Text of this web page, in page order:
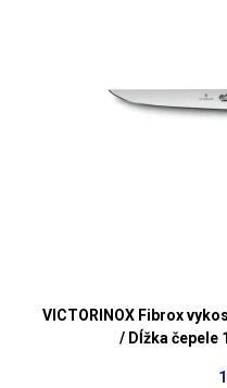
VICTORINOX Fibrox
/ Dĺžka čepele